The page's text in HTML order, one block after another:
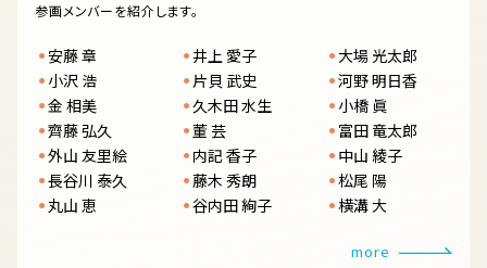
参画メンバーを紹介します。
安藤 章 井上 愛子
大場 光太郎
小沢 浩
片貝 武史
河野 明日香
金 相美
久木田 水生
小橋 眞
齊藤 弘久
董 芸
富田 竜太郎
外山 友里絵
内記 香子
中山 綾子
長谷川 泰久
藤木 秀朗
松尾 陽
丸山 恵
谷内田 絢子 横溝 大
more